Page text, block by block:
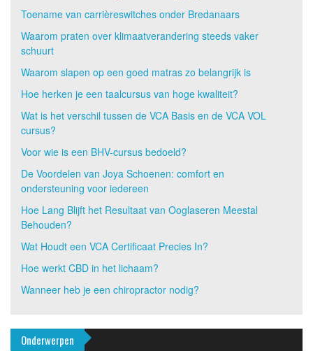
Toename van carrièreswitches onder Bredanaars
Waarom praten over klimaatverandering steeds vaker
schuurt
Waarom slapen op een goed matras zo belangrijk is
Hoe herken je een taalcursus van hoge kwaliteit?
Wat is het verschil tussen de VCA Basis en de VCA VOL
cursus?
Voor wie is een BHV-cursus bedoeld?
De Voordelen van Joya Schoenen: comfort en
ondersteuning voor iedereen
Hoe Lang Blijft het Resultaat van Ooglaseren Meestal
Behouden?
Wat Houdt een VCA Certificaat Precies In?
Hoe werkt CBD in het lichaam?
Wanneer heb je een chiropractor nodig?
Onderwerpen